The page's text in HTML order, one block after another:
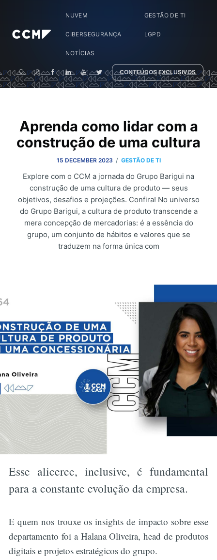
NUVEM GESTÃO DE TI
CIBERSEGURANÇA LGPD
NOTÍCIAS
CONTEÚDOS EXCLUSIVOS
Aprenda como lidar com a
construção de uma cultura
15 DECEMBER 2023 / GESTÃO DE TI
Explore com o CCM a jornada do Grupo Barigui na
construção de uma cultura de produto — seus
objetivos, desafios e projeções. Confira! No universo
do Grupo Barigui, a cultura de produto transcende a
mera concepção de mercadorias: é a essência do
grupo, um conjunto de hábitos e valores que se
traduzem na forma única com
Esse alicerce, inclusive, é fundamental
para a constante evolução da empresa.
E quem nos trouxe os insights de impacto sobre esse
departamento foi a Halana Oliveira, head de produtos
digitais e projetos estratégicos do grupo.